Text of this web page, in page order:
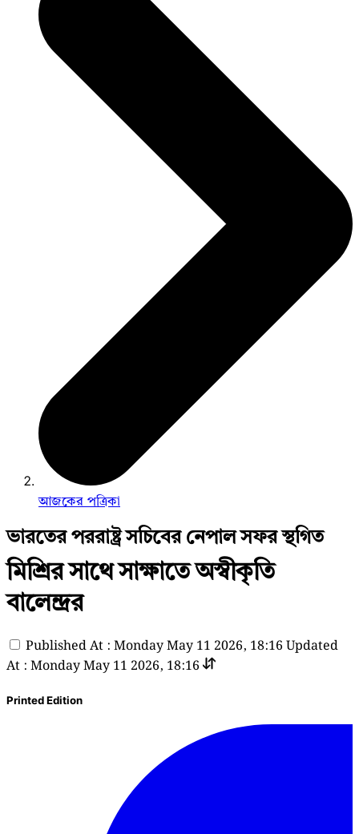
আজকের পত্রিকা
ভারতের পররাষ্ট্র সচিবের নেপাল সফর স্থগিত
মিশ্রির সাথে সাক্ষাতে অস্বীকৃতি
বালেন্দ্রর
Published At : Monday May 11 2026, 18:16 Updated
At : Monday May 11 2026, 18:16
Printed Edition